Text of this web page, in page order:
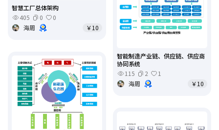
智慧工厂总体架构
405
0
0
海周
￥10
智能制造产业链、供应链、供应商
协同系统
115
2
1
海周
￥10